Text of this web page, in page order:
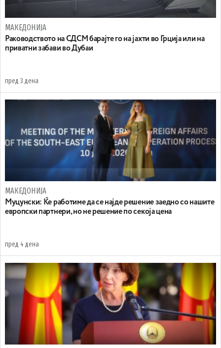
МАКЕДОНИЈА
Раководството на СДСМ барајте го на јахти во Грција или на
приватни забави во Дубаи
пред 3 дена
МАКЕДОНИЈА
Муцунски: Ќе работиме да се најде решение заедно со нашите
европски партнери, но не решение по секоја цена
пред 4 дена